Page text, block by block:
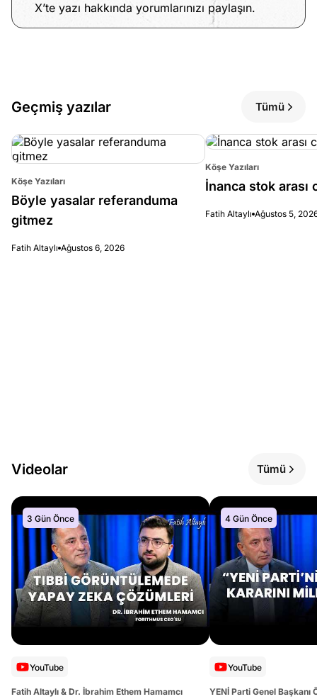
X’te yazı hakkında yorumlarınızı paylaşın.
Geçmiş yazılar Tümü
Köşe Yazıları
Böyle yasalar referanduma
gitmez
Fatih Altaylı Ağustos 6, 2026
Köşe Yazıları
İnanca stok arası
Fatih Altaylı Ağustos 5,
Videolar Tümü
3 Gün Önce
YouTube
Fatih Altaylı & Dr. İbrahim Ethem Hamamcı
4 Gün Önce
YouTube
YENİ Parti Genel Başkanı